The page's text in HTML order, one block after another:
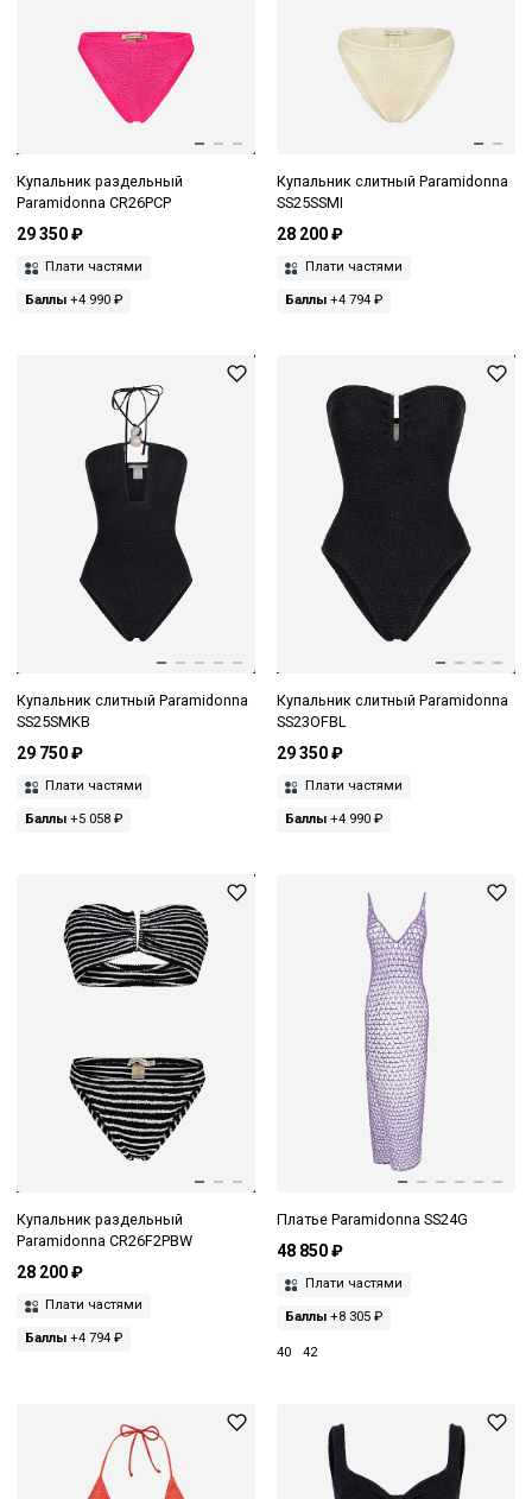
Купальник раздельный
Paramidonna CR26PCP
29 350 ₽
Плати частями
Баллы +4 990 ₽
Купальник слитный Paramidonna
SS25SSMI
28 200 ₽
Плати частями
Баллы+4 794 ₽
Купальник слитный Paramidonna
SS25SMKB
29 750 ₽
Плати частями
Баллы +5 058 ₽
Купальник слитный Paramidonna
SS23OFBL
29 350 ₽
Плати частями
Баллы+4 990 ₽
Купальник раздельный
Paramidonna CR26F2PBW
28 200 ₽
Плати частями
Баллы +4 794 ₽
Платье Paramidonna SS24G
48 850 ₽
Плати частями
Баллы+8 305 ₽
40 42